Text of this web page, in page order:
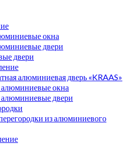
окна
двери
двери
алюминиевая дверь «KRAAS»
окна
двери
из алюминиевого